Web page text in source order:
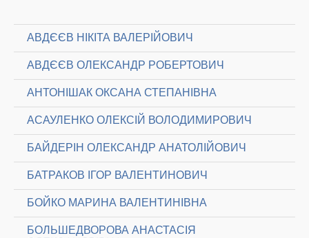
АВДЄЄВ НІКІТА ВАЛЕРІЙОВИЧ
АВДЄЄВ ОЛЕКСАНДР РОБЕРТОВИЧ
АНТОНІШАК ОКСАНА СТЕПАНІВНА
АСАУЛЕНКО ОЛЕКСІЙ ВОЛОДИМИРОВИЧ
БАЙДЕРІН ОЛЕКСАНДР АНАТОЛІЙОВИЧ
БАТРАКОВ ІГОР ВАЛЕНТИНОВИЧ
БОЙКО МАРИНА ВАЛЕНТИНІВНА
БОЛЬШЕДВОРОВА АНАСТАСІЯ